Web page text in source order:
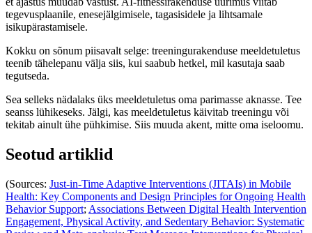
tegevusplaanile, enesejälgimisele, tagasisidele ja lihtsamale
isikupärastamisele.
Kokku on sõnum piisavalt selge: treeningurakenduse meeldetuletus
teenib tähelepanu välja siis, kui saabub hetkel, mil kasutaja saab
tegutseda.
Sea selleks nädalaks üks meeldetuletus oma parimasse aknasse. Tee
seanss lühikeseks. Jälgi, kas meeldetuletus käivitab treeningu või
tekitab ainult ühe pühkimise. Siis muuda akent, mitte oma iseloomu.
Seotud artiklid
(Sources: Just-in-Time Adaptive Interventions (JITAIs) in Mobile
Health: Key Components and Design Principles for Ongoing Health
Behavior Support; Associations Between Digital Health Intervention
Engagement, Physical Activity, and Sedentary Behavior: Systematic